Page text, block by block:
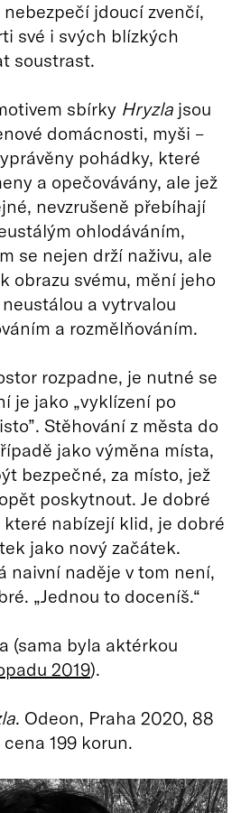
jdoucí zvenčí,
své i svých blízkých
soustrast.
sbírky Hryzla jsou
domácnosti, myši –
pohádky, které
a opečovávány, ale jež
nevzrušeně přebíhají
ohlodáváním,
se nejen drží naživu, ale
obrazu svému, mění jeho
a vytrvalou
a rozmělňováním.
rozpadne, je nutné se
je jako „vyklízení po
Stěhování z města do
jako výměna místa,
bezpečné, za místo, jež
poskytnout. Je dobré
nabízejí klid, je dobré
jako nový začátek.
naivní naděje v tom není,
„Jednou to doceníš.“
(sama byla aktérkou
2019).
. Odeon, Praha 2020, 88
199 korun.